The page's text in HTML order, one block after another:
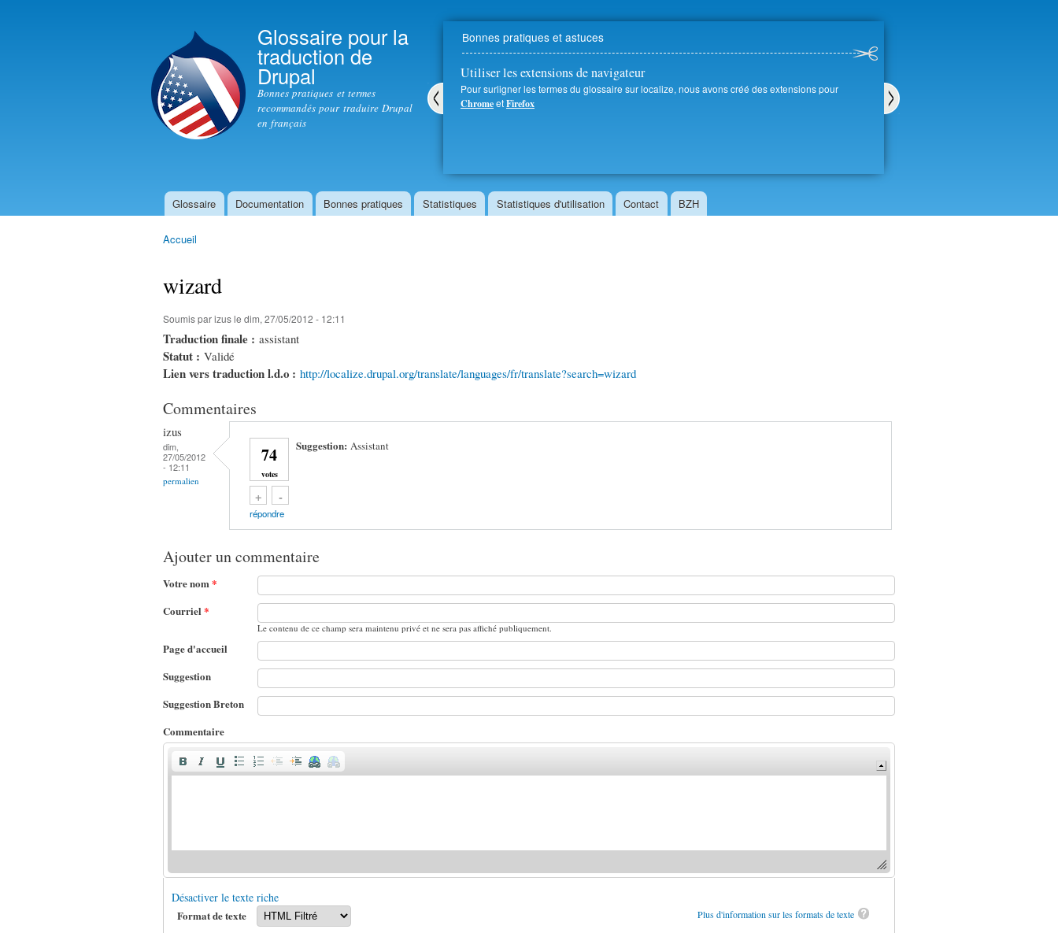
contenu
principal
Glossaire pour la
traduction de
Drupal
Bonnes pratiques et termes
recommandés pour traduire Drupal
en français
Bonnes pratiques et astuces
Utiliser les extensions de navigateur
Pour surligner les termes du glossaire sur localize, nous avons créé des extensions pour
ChromeetFirefox
Menu principal
Glossaire Documentation Bonnes pratiques Statistiques Statistiques d'utilisation Contact BZH
Accueil
wizard
Soumis parizusle dim, 27/05/2012 - 12:11
Traduction finale : assistant
Statut : Validé
Lien vers traduction l.d.o : http://localize.drupal.org/translate/languages/fr/translate?search=wizard
Commentaires
izus
dim,
27/05/2012
- 12:11
permalien
74
votes
+
Vote up!-
Vote down!
Suggestion:Assistant
répondre
Ajouter un commentaire
Votre nom*
Courriel *
Le contenu de ce champ sera maintenu privé et ne sera pas affiché publiquement.
Page d'accueil
Suggestion
Suggestion Breton
Commentaire
Désactiver le texte riche
Plus d'information sur les formats de texte
Format de texte